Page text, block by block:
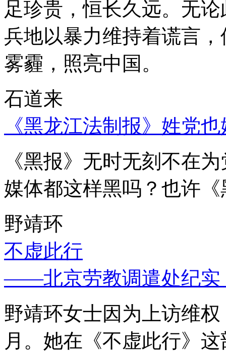
足珍贵，恒长久远。无
兵地以暴力维持着谎言
雾霾，照亮中国。
石道来
《黑龙江法制报》姓党
《黑报》无时无刻不在
媒体都这样黑吗？也许
野靖环
不虚此行
——北京劳教调遣处纪实
野靖环女士因为上访维
月。她在《不虚此行》